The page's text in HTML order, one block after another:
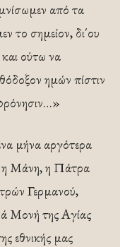
από τα
το σημείον, δι΄ου
ούτω να
ημών πίστιν
μήνα αργότερα
η Μάνη, η Πάτρα
Γερμανού,
Μονή της Αγίας
εθνικής μας